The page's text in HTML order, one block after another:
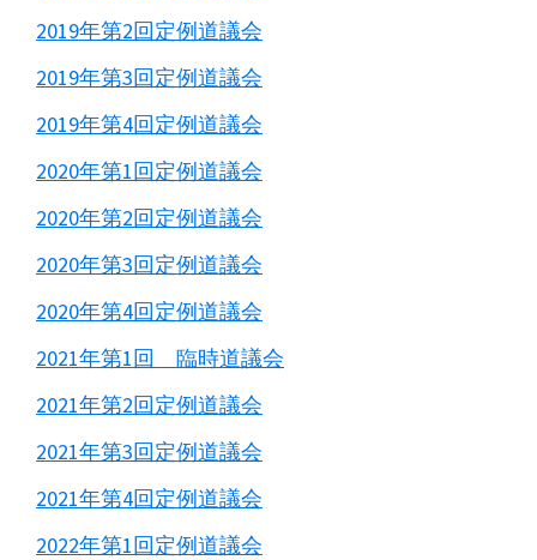
2019年第2回定例道議会
2019年第3回定例道議会
2019年第4回定例道議会
2020年第1回定例道議会
2020年第2回定例道議会
2020年第3回定例道議会
2020年第4回定例道議会
2021年第1回 臨時道議会
2021年第2回定例道議会
2021年第3回定例道議会
2021年第4回定例道議会
2022年第1回定例道議会